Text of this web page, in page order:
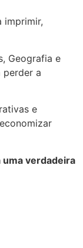
imprimir,
Geografia e
perder a
e
uma verdadeira